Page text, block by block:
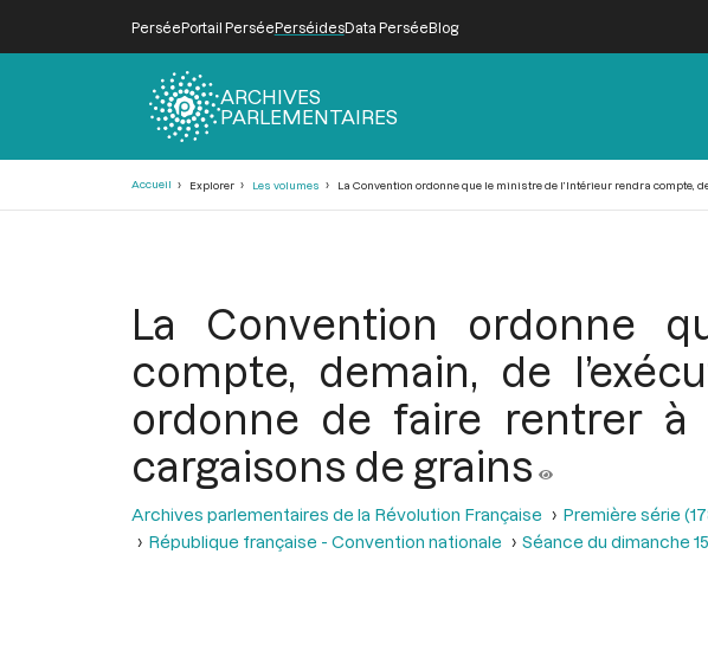
PerséePortail PerséePerséidesData PerséeBlog
ARCHIVES
PARLEMENTAIRES
Accueil Explorer Les volumes La Convention ordonne que le ministre de l’Intérieur rendra compte,
La Convention ordonne
compte, demain, de
ordonne de faire rentrer à
cargaisons de grains
Archives parlementaires de la Révolution Française Première série
République française - Convention nationale
Séance du dimanche